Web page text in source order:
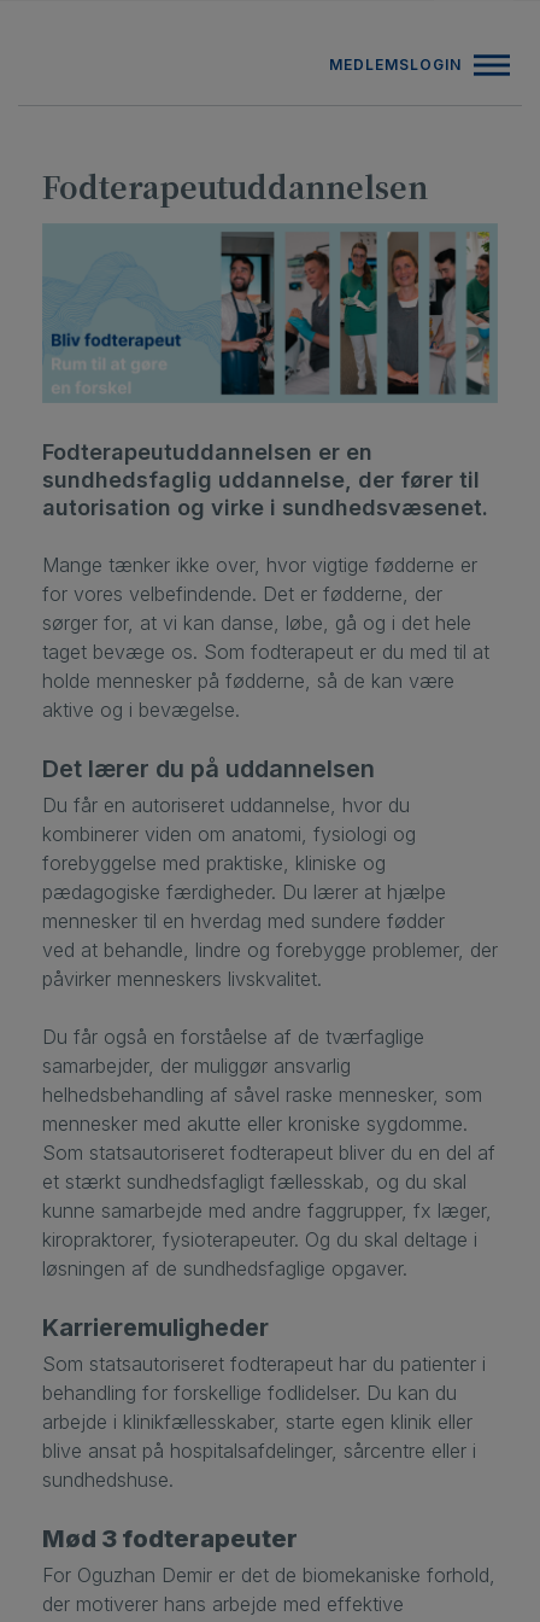
MEDLEMSLOGIN
Fodterapeutuddannelsen
Fodterapeutuddannelsen er en
sundhedsfaglig uddannelse, der fører til
autorisation og virke i sundhedsvæsenet.
Mange tænker ikke over, hvor vigtige fødderne er
for vores velbefindende. Det er fødderne, der
sørger for, at vi kan danse, løbe, gå og i det hele
taget bevæge os. Som fodterapeut er du med til at
holde mennesker på fødderne, så de kan være
aktive og i bevægelse.
Det lærer du på uddannelsen
Du får en autoriseret uddannelse, hvor du
kombinerer viden om anatomi, fysiologi og
forebyggelse med praktiske, kliniske og
pædagogiske færdigheder. Du lærer at hjælpe
mennesker til en hverdag med sundere fødder
ved at behandle, lindre og forebygge problemer, der
påvirker menneskers livskvalitet.
Du får også en forståelse af de tværfaglige
samarbejder, der muliggør ansvarlig
helhedsbehandling af såvel raske mennesker, som
mennesker med akutte eller kroniske sygdomme.
Som statsautoriseret fodterapeut bliver du en del af
et stærkt sundhedsfagligt fællesskab, og du skal
kunne samarbejde med andre faggrupper, fx læger,
kiropraktorer, fysioterapeuter. Og du skal deltage i
løsningen af de sundhedsfaglige opgaver.
Karrieremuligheder
Som statsautoriseret fodterapeut har du patienter i
behandling for forskellige fodlidelser. Du kan du
arbejde i klinikfællesskaber, starte egen klinik eller
blive ansat på hospitalsafdelinger, sårcentre eller i
sundhedshuse.
Mød 3 fodterapeuter
For Oguzhan Demir er det de biomekaniske forhold,
der motiverer hans arbejde med effektive